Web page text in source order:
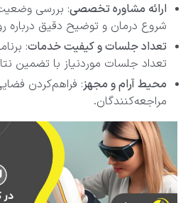
ارائه مشاوره تخصصی: بررسی
شروع درمان و توضیح دقیق درباره
تعداد جلسات و کیفیت خدمات:
تعداد جلسات موردنیاز با تضمین
محیط آرام و مجهز: فراهم‌کردن
مراجعه‌کنندگان.